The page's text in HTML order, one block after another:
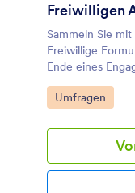
Freiwilligen
Sammeln Sie
Freiwillige
Ende eines
Betreuung,
und
Go to Category:
Umfragen